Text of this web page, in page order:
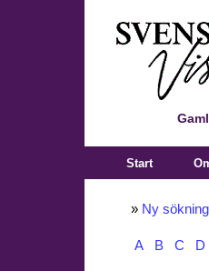
Start
» Ny sökning
A B C D